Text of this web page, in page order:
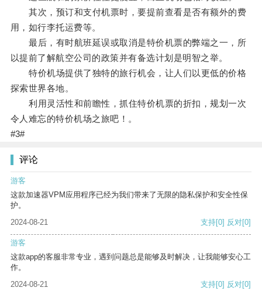
其次，预订和支付机票时，要提前查看是否有额外的费
用，如行李托运费等。
最后，有时航班延误或取消是特价机票的弊端之一，所
以提前了解航空公司的政策并有备选计划是明智之举。
特价机场提供了独特的旅行机会，让人们以更低的价格
探索世界各地。
利用灵活性和前瞻性，抓住特价机票的折扣，规划一次
令人难忘的特价机场之旅吧！。
#3#
评论
游客
这款加速器VPM应用程序已经为我们带来了无限的隐私保护和安全性保
护。
2024-08-21
支持[0] 反对[0]
游客
这款app的客服非常专业，遇到问题总是能够及时解决，让我能够安心工
作。
2024-08-21
支持[0] 反对[0]